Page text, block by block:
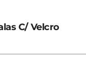
C/ Velcro